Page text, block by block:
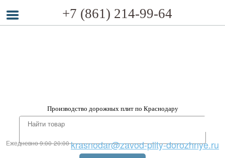
+7 (861) 214-99-64
Производство дорожных плит по Краснодару
Ежедневно 9:00-20:00krasnodar@zavod-plity-dorozhnye.ru